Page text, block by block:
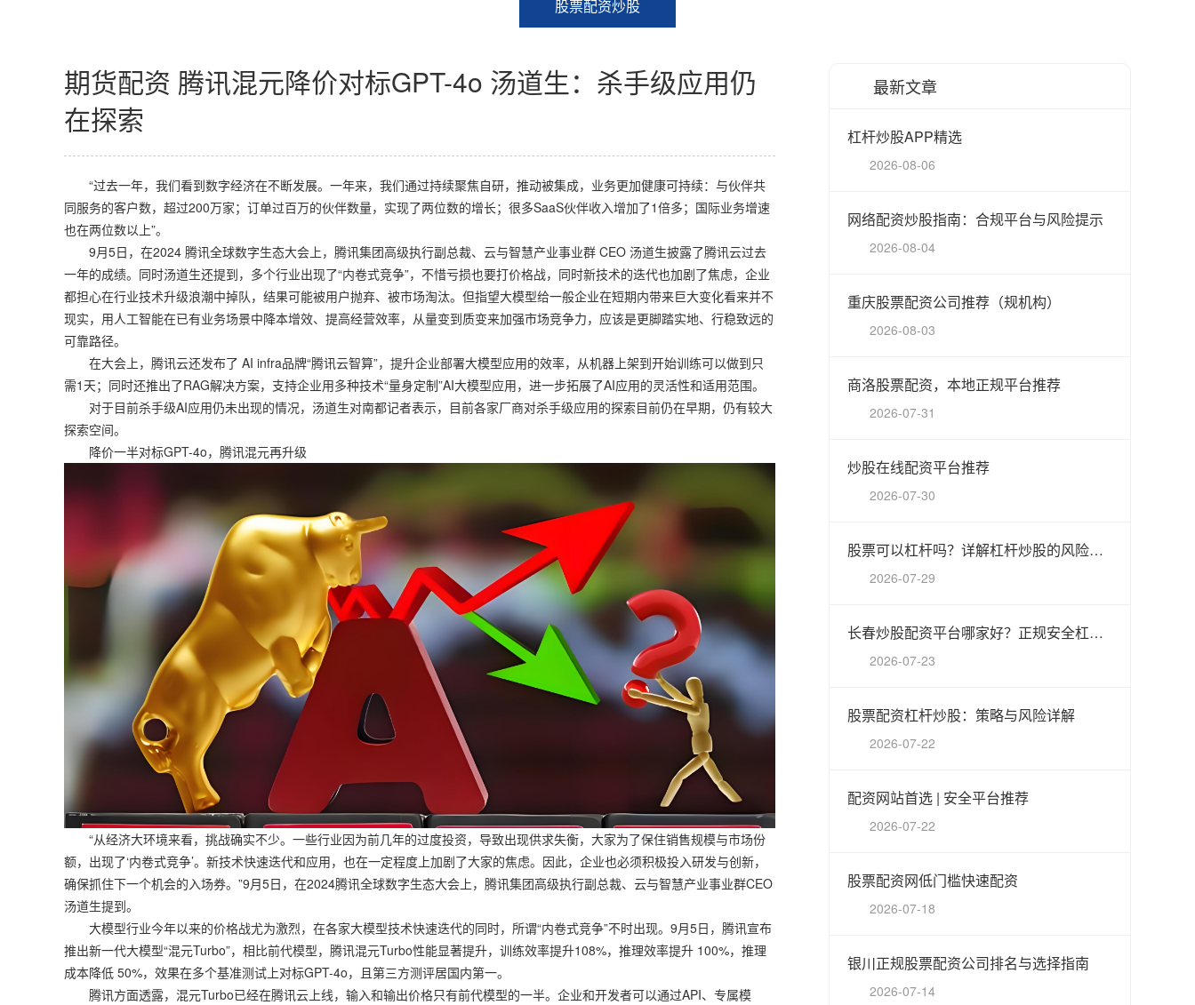
股票配资炒股
期货配资 腾讯混元降价对标GPT-4o 汤道生：杀手级应用仍
在探索
“过去一年，我们看到数字经济在不断发展。一年来，我们通过持续聚焦自研，推动被集成，业务更加健康可持续：与伙伴共
同服务的客户数，超过200万家；订单过百万的伙伴数量，实现了两位数的增长；很多SaaS伙伴收入增加了1倍多；国际业务增速
也在两位数以上”。
9月5日，在2024 腾讯全球数字生态大会上，腾讯集团高级执行副总裁、云与智慧产业事业群 CEO 汤道生披露了腾讯云过去
一年的成绩。同时汤道生还提到，多个行业出现了“内卷式竞争”，不惜亏损也要打价格战，同时新技术的迭代也加剧了焦虑，企业
都担心在行业技术升级浪潮中掉队，结果可能被用户抛弃、被市场淘汰。但指望大模型给一般企业在短期内带来巨大变化看来并不
现实，用人工智能在已有业务场景中降本增效、提高经营效率，从量变到质变来加强市场竞争力，应该是更脚踏实地、行稳致远的
可靠路径。
在大会上，腾讯云还发布了 AI infra品牌“腾讯云智算”，提升企业部署大模型应用的效率，从机器上架到开始训练可以做到只
需1天；同时还推出了RAG解决方案，支持企业用多种技术“量身定制”AI大模型应用，进一步拓展了AI应用的灵活性和适用范围。
对于目前杀手级AI应用仍未出现的情况，汤道生对南都记者表示，目前各家厂商对杀手级应用的探索目前仍在早期，仍有较大
探索空间。
降价一半对标GPT-4o，腾讯混元再升级
“从经济大环境来看，挑战确实不少。一些行业因为前几年的过度投资，导致出现供求失衡，大家为了保住销售规模与市场份
额，出现了‘内卷式竞争’。新技术快速迭代和应用，也在一定程度上加剧了大家的焦虑。因此，企业也必须积极投入研发与创新，
确保抓住下一个机会的入场券。”9月5日，在2024腾讯全球数字生态大会上，腾讯集团高级执行副总裁、云与智慧产业事业群CEO
汤道生提到。
大模型行业今年以来的价格战尤为激烈，在各家大模型技术快速迭代的同时，所谓“内卷式竞争”不时出现。9月5日，腾讯宣布
推出新一代大模型“混元Turbo”，相比前代模型，腾讯混元Turbo性能显著提升，训练效率提升108%，推理效率提升 100%，推理
成本降低 50%，效果在多个基准测试上对标GPT-4o，且第三方测评居国内第一。
腾讯方面透露，混元Turbo已经在腾讯云上线，输入和输出价格只有前代模型的一半。企业和开发者可以通过API、专属模
最新文章
杠杆炒股APP精选
2026-08-06
网络配资炒股指南：合规平台与风险提示
2026-08-04
重庆股票配资公司推荐（规机构）
2026-08-03
商洛股票配资，本地正规平台推荐
2026-07-31
炒股在线配资平台推荐
2026-07-30
股票可以杠杆吗？详解杠杆炒股的风险与门槛
2026-07-29
长春炒股配资平台哪家好？正规安全杠杆服务推荐
2026-07-23
股票配资杠杆炒股：策略与风险详解
2026-07-22
配资网站首选 | 安全平台推荐
2026-07-22
股票配资网低门槛快速配资
2026-07-18
银川正规股票配资公司排名与选择指南
2026-07-14